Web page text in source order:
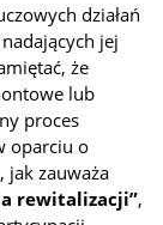
działań
jej
że
lub
proces
oparciu o
jak zauważa
rewitalizacji”,